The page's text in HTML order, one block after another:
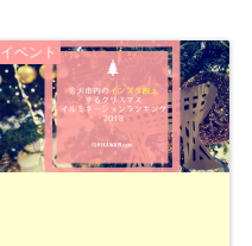
イベント